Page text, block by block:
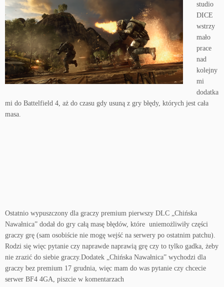
studio
DICE
wstrzy
mało
prace
nad
kolejny
mi
dodatka
mi do Battelfield 4, aż do czasu gdy usuną z gry błędy, których jest cała
masa.
Ostatnio wypuszczony dla graczy premium pierwszy DLC „Chińska
Nawałnica” dodał do gry całą masę błędów, które uniemożliwiły części
graczy grę (sam osobiście nie mogę wejść na serwery po ostatnim patchu).
Rodzi się więc pytanie czy naprawde naprawią grę czy to tylko gadka, żeby
nie zrazić do siebie graczy.Dodatek „Chińska Nawałnica” wychodzi dla
graczy bez premium 17 grudnia, więc mam do was pytanie czy chcecie
serwer BF4 4GA, piszcie w komentarzach